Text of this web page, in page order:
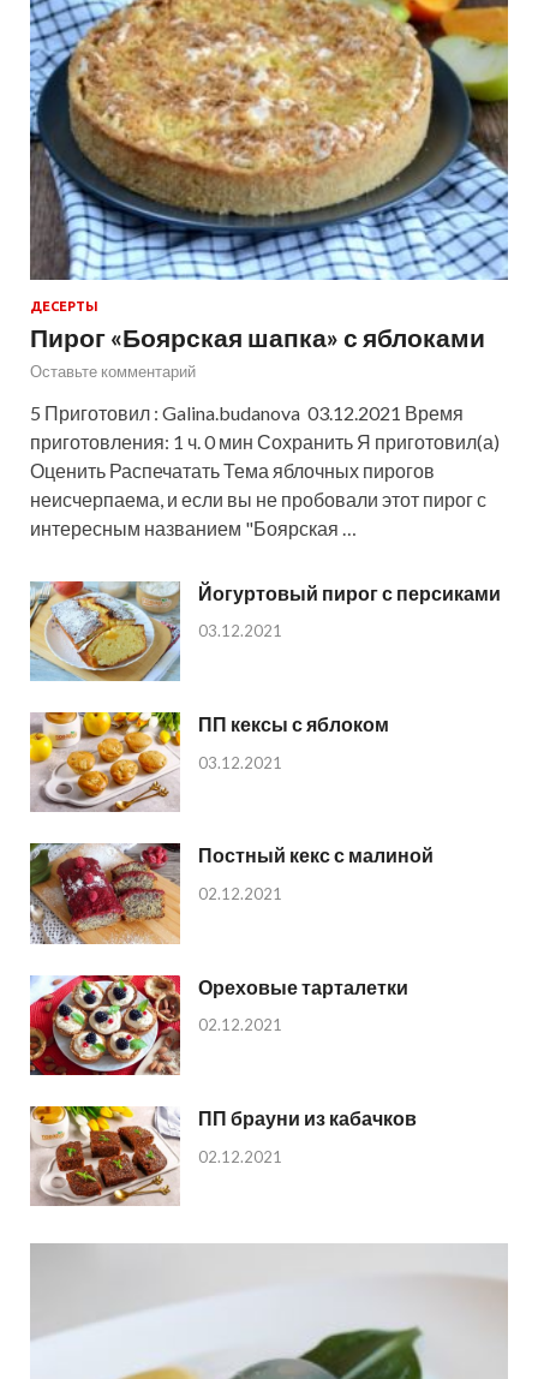
ДЕСЕРТЫ
Пирог «Боярская шапка» с яблоками
Оставьте комментарий
5 Приготовил : Galina.budanova 03.12.2021 Время
приготовления: 1 ч. 0 мин Сохранить Я приготовил(а)
Оценить Распечатать Тема яблочных пирогов
неисчерпаема, и если вы не пробовали этот пирог с
интересным названием "Боярская …
Йогуртовый пирог с персиками
03.12.2021
ПП кексы с яблоком
03.12.2021
Постный кекс с малиной
02.12.2021
Ореховые тарталетки
02.12.2021
ПП брауни из кабачков
02.12.2021